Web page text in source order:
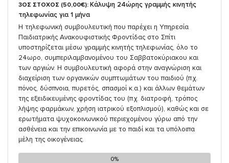
3ΟΣ ΣΤΟΧΟΣ (50,00€): Κάλυψη 24ώρης γραμμής κινητής
τηλεφωνίας για 1 μήνα
Η τηλεφωνική συμβουλευτική που παρέχει η Υπηρεσία
Παιδιατρικής Ανακουφιστικής Φροντίδας στο Σπίτι
υποστηρίζεται μέσω γραμμής κινητής τηλεφωνίας, όλο το
24ωρο, συμπεριλαμβανομένου του Σαββατοκύριακου και
των αργιών. Η συμβουλευτική αφορά στην αναγνώριση και
διαχείριση των οργανικών συμπτωμάτων του παιδιού (π.χ.
πόνος, δύσπνοια, πυρετός, σπασμοί κ.α.) και άλλων θεμάτων
της εξειδικευμένης φροντίδας του (π.χ. διατροφή, τρόπος
λήψης φαρμάκων, χρήση ιατρικού εξοπλισμού), καθώς και σε
ερωτήματα ψυχοκοινωνικού περιεχομένου γύρω από την
ασθένεια και την επικοινωνία με το παιδί και τα υπόλοιπα
μέλη της οικογένειας.
0%
0%